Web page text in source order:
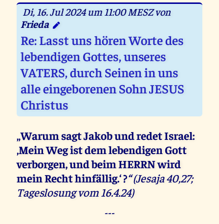
Di, 16. Jul 2024 um 11:00 MESZ von
Frieda
Re: Lasst uns hören Worte des
lebendigen Gottes, unseres
VATERS, durch Seinen in uns
alle eingeborenen Sohn JESUS
Christus
„Warum sagt Jakob und redet Israel:
‚Mein Weg ist dem lebendigen Gott
verborgen, und beim HERRN wird
mein Recht hinfällig.‘ ?“(Jesaja 40,27;
Tageslosung vom 16.4.24)
---